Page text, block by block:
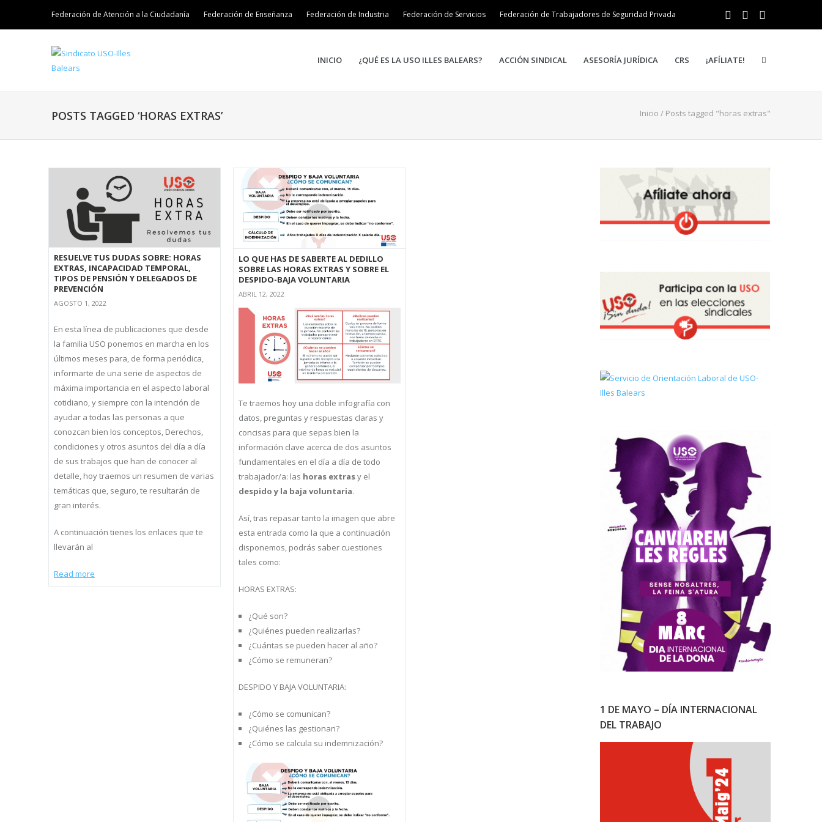
Federación de Atención a la Ciudadanía Federación de Enseñanza Federación de Industria Federación de Servicios Federación de Trabajadores de Seguridad Privada
INICIO ¿QUÉ ES LA USO ILLES BALEARS? ACCIÓN SINDICAL ASESORÍA JURÍDICA CRS ¡AFÍLIATE!
POSTS TAGGED ‘HORAS EXTRAS’ Inicio / Posts tagged "horas extras"
RESUELVE TUS DUDAS SOBRE: HORAS
EXTRAS, INCAPACIDAD TEMPORAL,
TIPOS DE PENSIÓN Y DELEGADOS DE
PREVENCIÓN
AGOSTO 1, 2022
En esta línea de publicaciones que desde
la familia USO ponemos en marcha en los
últimos meses para, de forma periódica,
informarte de una serie de aspectos de
máxima importancia en el aspecto laboral
cotidiano, y siempre con la intención de
ayudar a todas las personas a que
conozcan bien los conceptos, Derechos,
condiciones y otros asuntos del día a día
de sus trabajos que han de conocer al
detalle, hoy traemos un resumen de varias
temáticas que, seguro, te resultarán de
gran interés.
A continuación tienes los enlaces que te
llevarán al
Read more
LO QUE HAS DE SABERTE AL DEDILLO
SOBRE LAS HORAS EXTRAS Y SOBRE EL
DESPIDO-BAJA VOLUNTARIA
ABRIL 12, 2022
Te traemos hoy una doble infografía con
datos, preguntas y respuestas claras y
concisas para que sepas bien la
información clave acerca de dos asuntos
fundamentales en el día a día de todo
trabajador/a: las horas extrasy el
despido y la baja voluntaria.
Así, tras repasar tanto la imagen que abre
esta entrada como la que a continuación
disponemos, podrás saber cuestiones
tales como:
HORAS EXTRAS:
¿Qué son?
¿Quiénes pueden realizarlas?
¿Cuántas se pueden hacer al año?
¿Cómo se remuneran?
DESPIDO Y BAJA VOLUNTARIA:
¿Cómo se comunican?
¿Quiénes las gestionan?
¿Cómo se calcula su indemnización?
1 DE MAYO – DÍA INTERNACIONAL
DEL TRABAJO